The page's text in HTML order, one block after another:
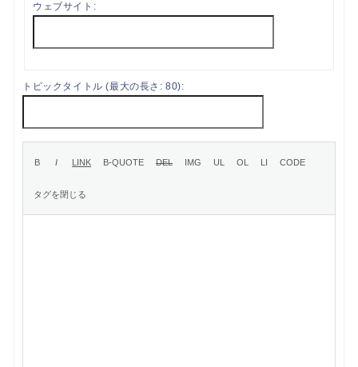
ウェブサイト:
トピックタイトル (最大の長さ: 80):